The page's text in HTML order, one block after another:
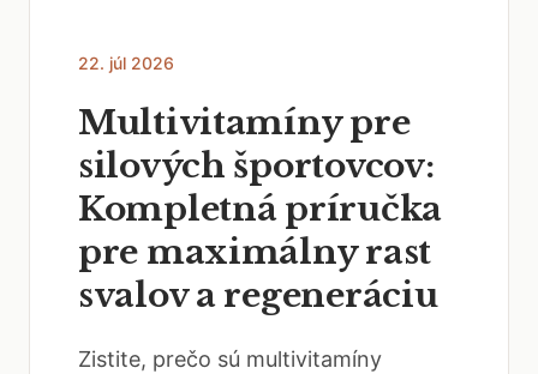
22. júl 2026
Multivitamíny pre
silových športovcov:
Kompletná príručka
pre maximálny rast
svalov a regeneráciu
Zistite, prečo sú multivitamíny